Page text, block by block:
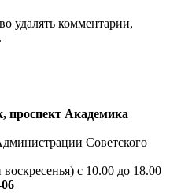
удалять комментарии,
проспект Академика
Советского
с 10.00 до 18.00